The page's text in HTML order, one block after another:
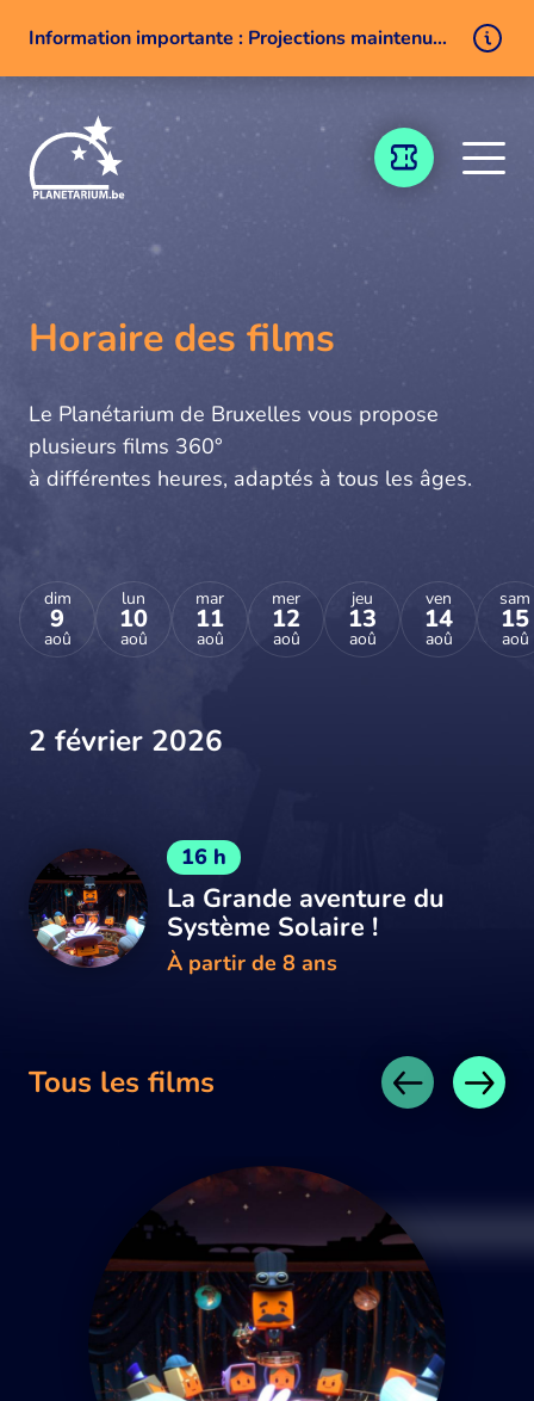
Information importante : Projections maintenues malgré un problème technique
Aller au contenu
BILLETTERIE
Horaire des films
Le Planétarium de Bruxelles vous propose
plusieurs films 360°
à différentes heures, adaptés à tous les âges.
dim
9
aoû
lun
10
aoû
mar
11
aoû
mer
12
aoû
jeu
13
aoû
ven
14
aoû
sam
15
aoû
2 février 2026
16 h
La Grande aventure du
Système Solaire !
À partir de 8 ans
Tous les films